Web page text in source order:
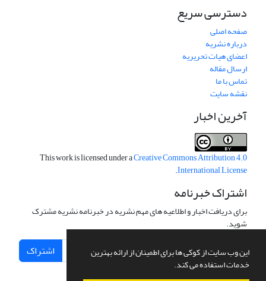
این وب سایت از کوکی ها برای اطمینان از ارائه بهترین
خدمات استفاده می کند.
دسترسی سریع
صفحه اصلی
درباره نشریه
اعضای هیات تحریریه
ارسال مقاله
تماس با ما
نقشه سایت
آخرین اخبار
This work is licensed under aCreative Commons Attribution 4.0
International License
.
اشتراک خبرنامه
برای دریافت اخبار و اطلاعیه های مهم نشریه در خبرنامه نشریه مشترک
شوید.
اشتراک